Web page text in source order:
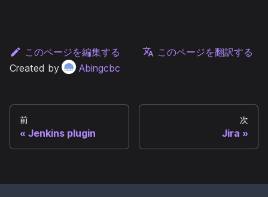
このページを編集する
このページを翻訳する
Created by
Abingcbc
前
Jenkins plugin
次
Jira